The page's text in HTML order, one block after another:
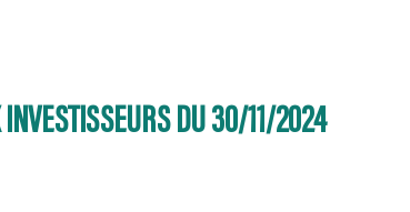
INVESTISSEURS DU 30/11/2024